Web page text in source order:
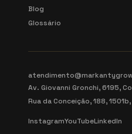
Blog
Glossário
Av. Giovanni Gronchi, 6195,
Rua da Conceição, 188,
InstagramYouTubeLinkedIn